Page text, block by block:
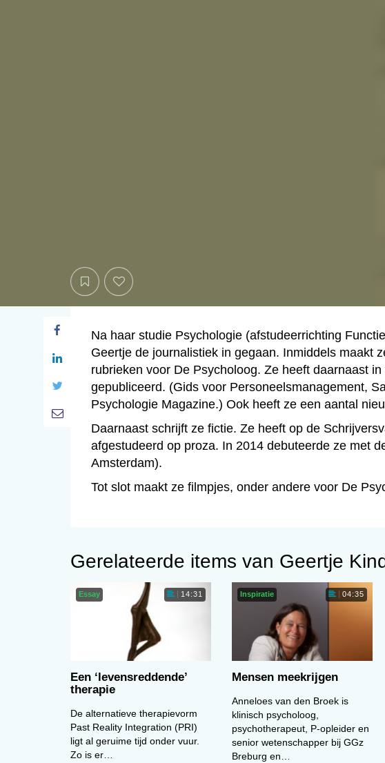
Na haar studie Psychologie (afstudeerrichting
Geertje de journalistiek in gegaan. Inmiddels maakt
rubrieken voor De Psycholoog. Ze heeft daarnaast
gepubliceerd. (Gids voor Personeelsmanagement,
Psychologie Magazine.) Ook heeft ze een aantal
Daarnaast schrijft ze fictie. Ze heeft op de
afgestudeerd op proza. In 2014 debuteerde ze met
Amsterdam).
Tot slot maakt ze filmpjes, onder andere voor De
Gerelateerde items van Geertje
Essay 14:31
Een ‘levens­reddende’
therapie
De alternatieve therapievorm
Past Reality Integration (PRI)
ligt al geruime tijd onder vuur.
Zo is er…
Inspiratie 04:35
Mensen meekrijgen
Anneloes van den Broek is
klinisch psycholoog,
psychotherapeut, P-opleider en
senior wetenschapper bij GGz
Breburg en…